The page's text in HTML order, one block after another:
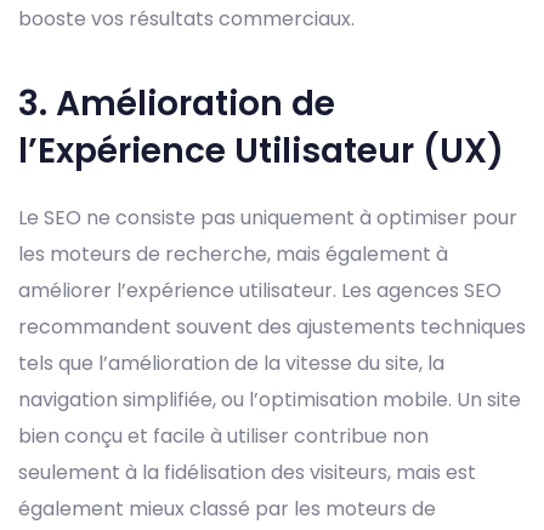
booste vos résultats commerciaux.
3. Amélioration de
l’Expérience Utilisateur (UX)
Le SEO ne consiste pas uniquement à optimiser pour
les moteurs de recherche, mais également à
améliorer l’expérience utilisateur. Les agences SEO
recommandent souvent des ajustements techniques
tels que l’amélioration de la vitesse du site, la
navigation simplifiée, ou l’optimisation mobile. Un site
bien conçu et facile à utiliser contribue non
seulement à la fidélisation des visiteurs, mais est
également mieux classé par les moteurs de